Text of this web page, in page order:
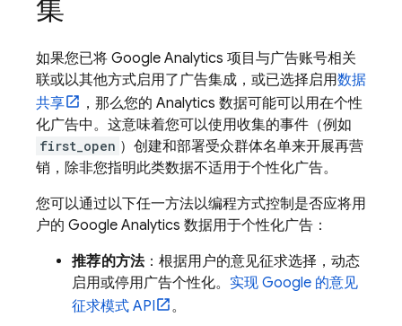
集
如果您已将 Google Analytics 项目与广告账号相关
联或以其他方式启用了广告集成，或已选择启用数据
共享
，那么您的 Analytics 数据可能可以用在个性
化广告中。这意味着您可以使用收集的事件（例如
first_open ）创建和部署受众群体名单来开展再营
销，除非您指明此类数据不适用于个性化广告。
您可以通过以下任一方法以编程方式控制是否应将用
户的 Google Analytics 数据用于个性化广告：
推荐的方法：根据用户的意见征求选择，动态
启用或停用广告个性化。 实现 Google 的意见
征求模式 API
。